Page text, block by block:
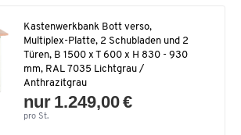
Kastenwerkbank Bott verso,
Multiplex-Platte, 2 Schubladen und 2
Türen, B 1500 x T 600 x H 830 - 930
mm, RAL 7035 Lichtgrau /
Anthrazitgrau
nur 1.249,00 €
pro St.